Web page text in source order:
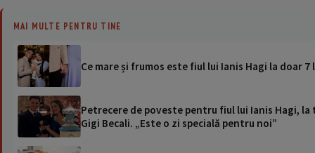
MAI MULTE PENTRU TINE
Ce mare și frumos este fiul lui Ianis Hagi la doar
Petrecere de poveste pentru fiul lui Ianis Hagi,
Gigi Becali. „Este o zi specială pentru noi”